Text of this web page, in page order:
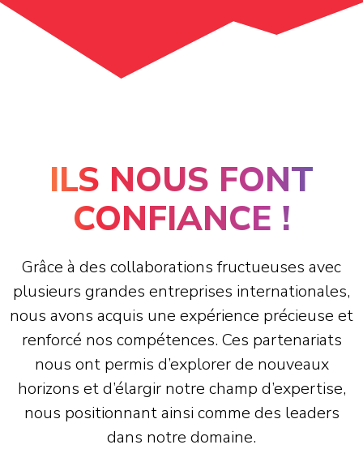
ILS NOUS FONT
CONFIANCE !
Grâce à des collaborations fructueuses avec
plusieurs grandes entreprises internationales,
nous avons acquis une expérience précieuse et
renforcé nos compétences. Ces partenariats
nous ont permis d’explorer de nouveaux
horizons et d’élargir notre champ d’expertise,
nous positionnant ainsi comme des leaders
dans notre domaine.